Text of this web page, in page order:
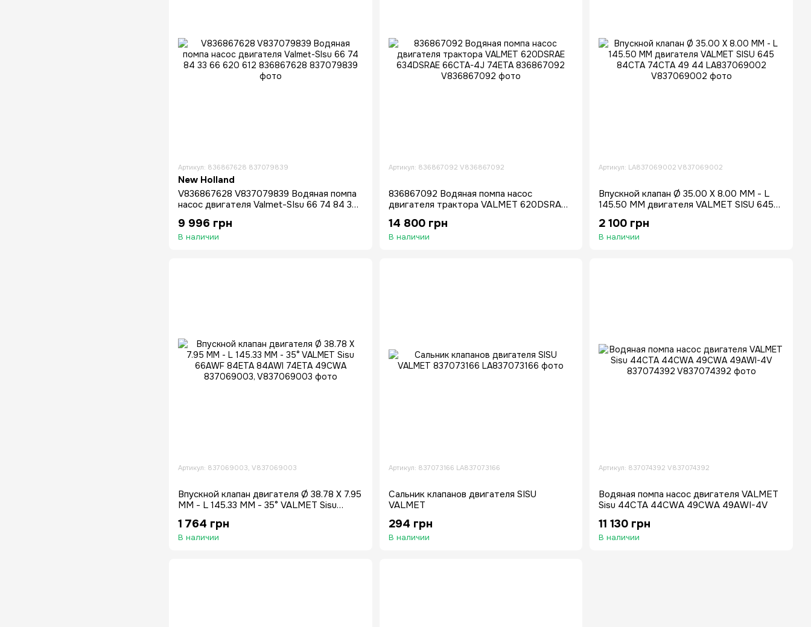
Артикул: 836867628 837079839
New Holland
V836867628 V837079839 Водяная помпа
насос двигателя Valmet-SIsu 66 74 84 33
9 996 грн
В наличии
Артикул: 836867092 V836867092
836867092 Водяная помпа насос
двигателя трактора VALMET 620DSRAE
14 800 грн
В наличии
Артикул: LA837069002 V837069002
Впускной клапан Ø 35.00 X 8.00 MM - L
145.50 MM двигателя VALMET SISU 645
2 100 грн
В наличии
Артикул: 837069003, V837069003
Впускной клапан двигателя Ø 38.78 X 7.95
MM - L 145.33 MM - 35° VALMET Sisu
1 764 грн
В наличии
Артикул: 837073166 LA837073166
Сальник клапанов двигателя SISU
VALMET
294 грн
В наличии
Артикул: 837074392 V837074392
Водяная помпа насос двигателя VALMET
Sisu 44CTA 44CWA 49CWA 49AWI-4V
11 130 грн
В наличии